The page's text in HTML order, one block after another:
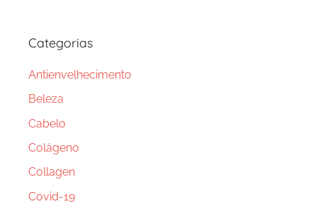
Categorias
Antienvelhecimento
Beleza
Cabelo
Colágeno
Collagen
Covid-19